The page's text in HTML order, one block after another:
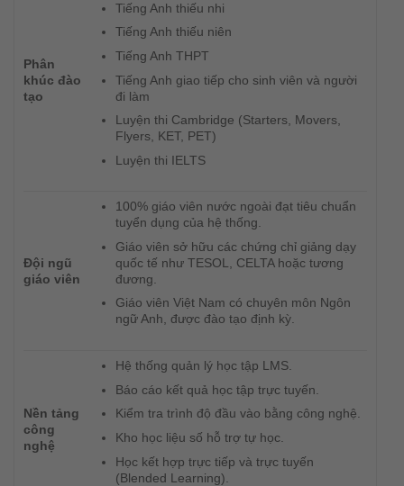
Phân
khúc đào
tạo
Tiếng Anh thiếu nhi
Tiếng Anh thiếu niên
Tiếng Anh THPT
Tiếng Anh giao tiếp cho sinh viên và người
đi làm
Luyện thi Cambridge (Starters, Movers,
Flyers, KET, PET)
Luyện thi IELTS
Đội ngũ
giáo viên
100% giáo viên nước ngoài đạt tiêu chuẩn
tuyển dụng của hệ thống.
Giáo viên sở hữu các chứng chỉ giảng dạy
quốc tế như TESOL, CELTA hoặc tương
đương.
Giáo viên Việt Nam có chuyên môn Ngôn
ngữ Anh, được đào tạo định kỳ.
Nền tảng
công
nghệ
Hệ thống quản lý học tập LMS.
Báo cáo kết quả học tập trực tuyến.
Kiểm tra trình độ đầu vào bằng công nghệ.
Kho học liệu số hỗ trợ tự học.
Học kết hợp trực tiếp và trực tuyến
(Blended Learning).